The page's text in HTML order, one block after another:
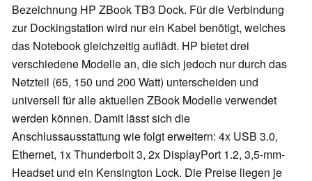
Bezeichnung HP ZBook TB3 Dock. Für die Verbindung
zur Dockingstation wird nur ein Kabel benötigt, welches
das Notebook gleichzeitig auflädt. HP bietet drei
verschiedene Modelle an, die sich jedoch nur durch das
Netzteil (65, 150 und 200 Watt) unterscheiden und
universell für alle aktuellen ZBook Modelle verwendet
werden können. Damit lässt sich die
Anschlussausstattung wie folgt erweitern: 4x USB 3.0,
Ethernet, 1x Thunderbolt 3, 2x DisplayPort 1.2, 3,5-mm-
Headset und ein Kensington Lock. Die Preise liegen je